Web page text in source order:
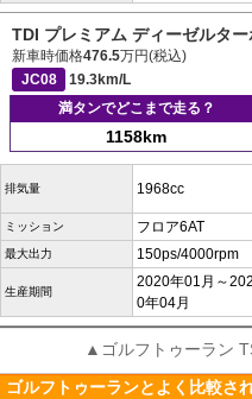
TDI プレミアム ディーゼルター
新車時価格476.5万円(税込)
JC08
19.3km/L
満タンでどこまで走る？
1158km
排気量 1968cc
ミッション フロア6AT
最大出力 150ps/4000rpm
生産期間
2020年01月～202
0年04月
▲ゴルフトゥーラン
ゴルフトゥーランとよく比較さ